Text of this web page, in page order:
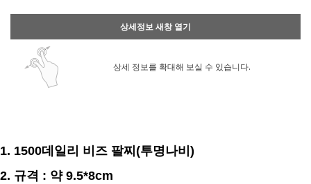
상세정보 새창 열기
상세 정보를 확대해 보실 수 있습니다.
1. 1500데일리 비즈 팔찌(투명나비)
2. 규격 : 약9.5*8cm